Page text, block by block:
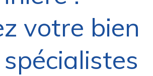
votre bien